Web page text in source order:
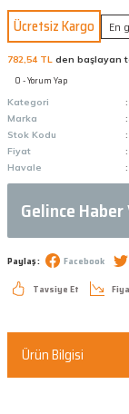
Ücretsiz Kargo En
782,54 TL den başlayan
0 - Yorum Yap
Kategori
Marka
Stok Kodu
Fiyat
Havale
Gelince Haber
Paylaş : Facebook
Tavsiye Et
Ürün Bilgisi